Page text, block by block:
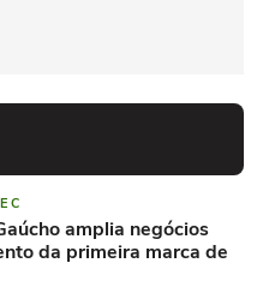
C
amplia negócios
da primeira marca de